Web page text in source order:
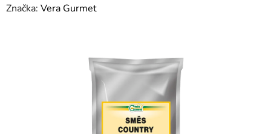
hodnocení
Značka: Vera Gurmet